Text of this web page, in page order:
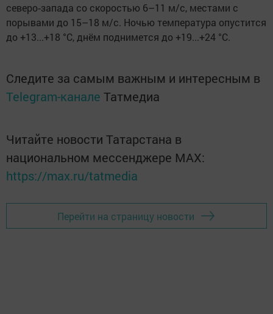
северо‑запада со скоростью 6–11 м/с, местами с
порывами до 15–18 м/с. Ночью температура опустится
до +13...+18 °C, днём поднимется до +19...+24 °C.
Следите за самым важным и интересным в
Telegram-канале Татмедиа
Читайте новости Татарстана в
национальном мессенджере MАХ:
https://max.ru/tatmedia
Перейти на страницу новости